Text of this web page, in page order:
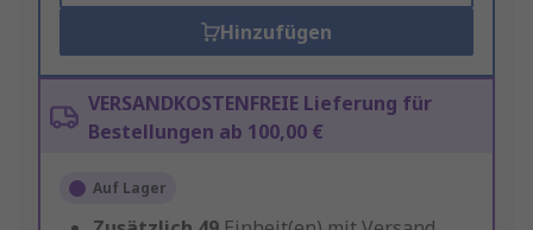
Hinzufügen
VERSANDKOSTENFREIE Lieferung für
Bestellungen ab 100,00 €
Auf Lager